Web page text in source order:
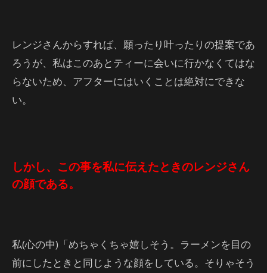
レンジさんからすれば、願ったり叶ったりの提案であ
ろうが、私はこのあとティーに会いに行かなくてはな
らないため、アフターにはいくことは絶対にできな
い。
しかし、この事を私に伝えたときのレンジさん
の顔である。
私(心の中)「めちゃくちゃ嬉しそう。ラーメンを目の
前にしたときと同じような顔をしている。そりゃそう